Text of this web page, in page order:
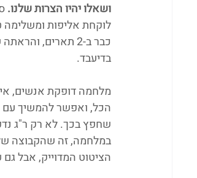
ושאלו יהיו הצרות שלנו.
לוקחת אליפות ומשלימה
כבר ב-2 תארים,
בדיעבד.
מלחמה דופקת אנשים,
הכל, ואפשר להמשיך עם
שחפץ בכך. לא רק ר"ג
במלחמה, זה שהקבוצה
הציטוט המדוייק, אבל